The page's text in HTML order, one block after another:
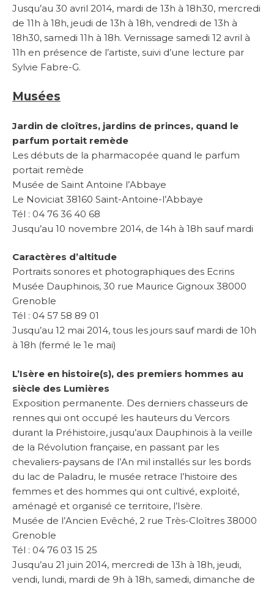
Jusqu’au 30 avril 2014, mardi de 13h à 18h30, mercredi
de 11h à 18h, jeudi de 13h à 18h, vendredi de 13h à
18h30, samedi 11h à 18h. Vernissage samedi 12 avril à
11h en présence de l’artiste, suivi d’une lecture par
Sylvie Fabre-G.
Musées
Jardin de cloîtres, jardins de princes, quand le
parfum portait remède
Les débuts de la pharmacopée quand le parfum
portait remède
Musée de Saint Antoine l’Abbaye
Le Noviciat 38160 Saint-Antoine-l’Abbaye
Tél : 04 76 36 40 68
Jusqu’au 10 novembre 2014, de 14h à 18h sauf mardi
Caractères d’altitude
Portraits sonores et photographiques des Ecrins
Musée Dauphinois, 30 rue Maurice Gignoux 38000
Grenoble
Tél : 04 57 58 89 01
Jusqu’au 12 mai 2014, tous les jours sauf mardi de 10h
à 18h (fermé le 1e mai)
L’Isère en histoire(s), des premiers hommes au
siècle des Lumières
Exposition permanente. Des derniers chasseurs de
rennes qui ont occupé les hauteurs du Vercors
durant la Préhistoire, jusqu’aux Dauphinois à la veille
de la Révolution française, en passant par les
chevaliers-paysans de l’An mil installés sur les bords
du lac de Paladru, le musée retrace l’histoire des
femmes et des hommes qui ont cultivé, exploité,
aménagé et organisé ce territoire, l’Isère.
Musée de l’Ancien Evêché, 2 rue Très-Cloîtres 38000
Grenoble
Tél : 04 76 03 15 25
Jusqu’au 21 juin 2014, mercredi de 13h à 18h, jeudi,
vendi, lundi, mardi de 9h à 18h, samedi, dimanche de